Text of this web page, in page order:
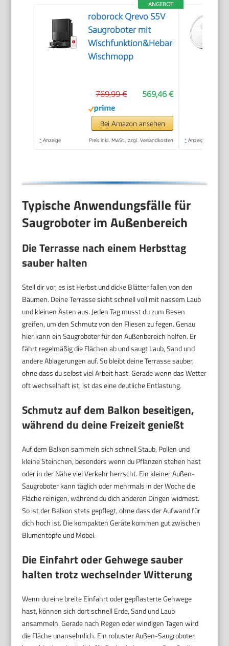
ANGEBOT
roborock Qrevo S5V
Saugroboter mit
Wischfunktion&Hebarem
Wischmopp
569,46 €
769,99 €
Bei Amazon ansehen
* Anzeige Preis inkl. MwSt., zzgl. Versandkosten * Anzeige
Typische Anwendungsfälle für
Saugroboter im Außenbereich
Die Terrasse nach einem Herbsttag
sauber halten
Stell dir vor, es ist Herbst und dicke Blätter fallen von den
Bäumen. Deine Terrasse sieht schnell voll mit nassem Laub
und kleinen Ästen aus. Jeden Tag musst du zum Besen
greifen, um den Schmutz von den Fliesen zu fegen. Genau
hier kann ein Saugroboter für den Außenbereich helfen. Er
fährt regelmäßig die Flächen ab und saugt Laub, Sand und
andere Ablagerungen auf. So bleibt deine Terrasse sauber,
ohne dass du selbst viel Arbeit hast. Gerade wenn das Wetter
oft wechselhaft ist, ist das eine deutliche Entlastung.
Schmutz auf dem Balkon beseitigen,
während du deine Freizeit genießt
Auf dem Balkon sammeln sich schnell Staub, Pollen und
kleine Steinchen, besonders wenn du Pflanzen stehen hast
oder in der Nähe viel Verkehr herrscht. Ein kleiner Außen-
Saugroboter kann täglich oder mehrmals in der Woche die
Fläche reinigen, während du dich anderen Dingen widmest.
So ist der Balkon stets gepflegt, ohne dass der Aufwand für
dich hoch ist. Die kompakten Geräte kommen gut zwischen
Blumentöpfe und Möbel.
Die Einfahrt oder Gehwege sauber
halten trotz wechselnder Witterung
Wenn du eine breite Einfahrt oder gepflasterte Gehwege
hast, können sich dort schnell Erde, Sand und Laub
ansammeln. Gerade nach Regen oder windigen Tagen wird
die Fläche unansehnlich. Ein robuster Außen-Saugroboter